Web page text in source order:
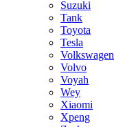
Suzuki
Tank
Toyota
Tesla
Volkswagen
Volvo
Voyah
Wey
Xiaomi
Xpeng